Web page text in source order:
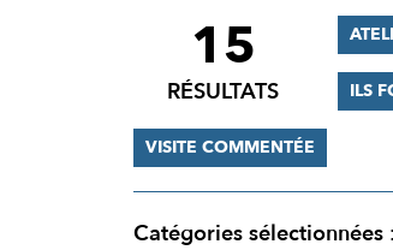
FILTRER
RÉSULTATS
15
RÉSULTATS ILS
VISITE COMMENTÉE
Catégories sélectionnées :